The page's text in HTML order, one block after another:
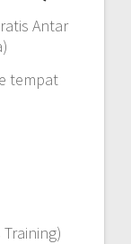
Antar
tempat
Training)